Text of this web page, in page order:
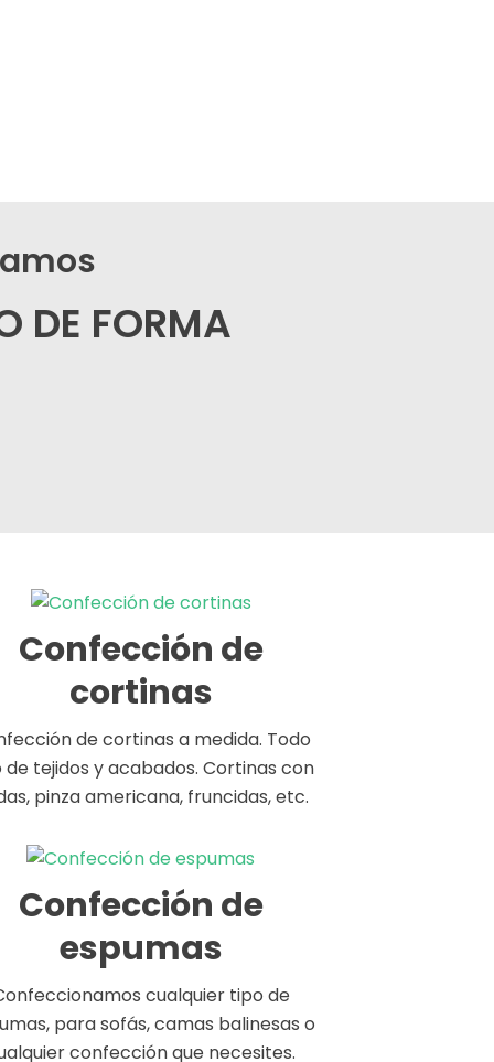
DE FORMA
Confección de
cortinas
de cortinas a medida. Todo
tejidos y acabados. Cortinas con
pinza americana, fruncidas, etc.
Confección de
espumas
cualquier tipo de
para sofás, camas balinesas o
confección que necesites.